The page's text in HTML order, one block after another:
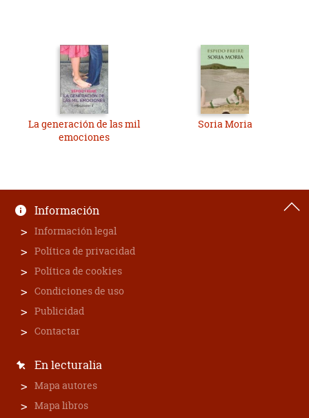
La generación de las mil
emociones
Soria Moria
Información
Información legal
Política de privacidad
Política de cookies
Condiciones de uso
Publicidad
Contactar
En lecturalia
Mapa autores
Mapa libros